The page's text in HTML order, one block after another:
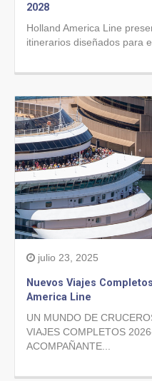
2028
Holland America Line
itinerarios diseñados para
julio 23, 2025
Nuevos Viajes
America Line
UN MUNDO DE
VIAJES COMPLETOS
ACOMPAÑANTE...